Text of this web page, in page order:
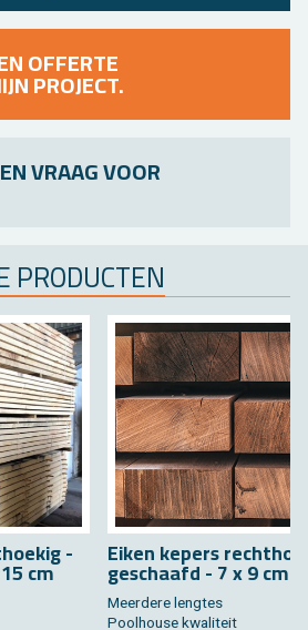
OFFERTE
PROJECT.
VRAAG VOOR
PRO­DUC­TEN
-
cm
Eiken ke­pers
ge­schaafd - 7 x 9 cm
Meer­de­re leng­tes
Pool­hou­se kwa­li­teit